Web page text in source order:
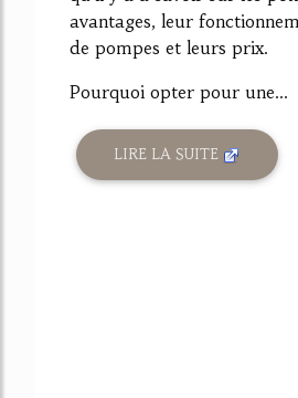
avantages, leur
de pompes et leurs prix.
Pourquoi opter pour une...
LIRE LA SUITE